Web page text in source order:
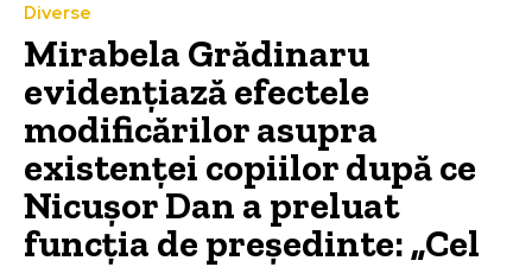
Diverse
Mirabela Grădinaru
evidențiază efectele
modificărilor asupra
existenței copiilor după ce
Nicușor Dan a preluat
funcția de președinte: „Cel